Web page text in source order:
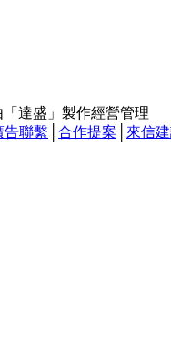
達盛」製作經營管理
告聯繫 合作提案 來信